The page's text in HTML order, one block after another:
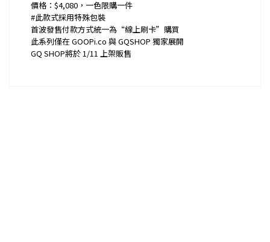
價格：$4,080，一色限購一件
#此款式採用特殊包裝
首波發售付款方式統一為“線上刷卡”購買
此系列僅在 GOOPi.co 與 GQSHOP 獨家展開
GQ SHOP將於 1/11 上架販售